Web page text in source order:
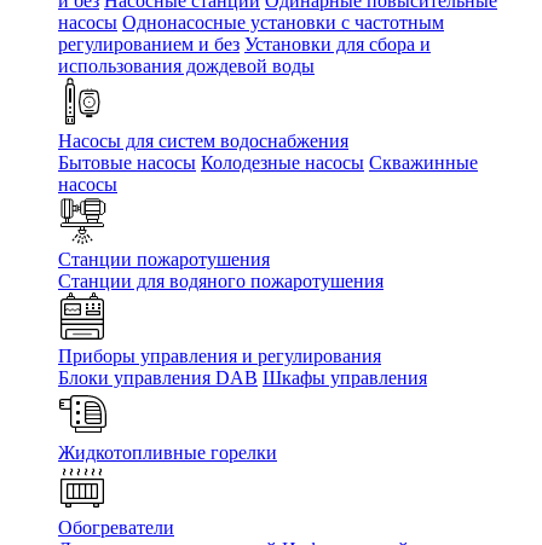
насосы Однонасосные установки с частотным
регулированием и без Установки для сбора и
использования дождевой воды
Насосы для систем водоснабжения
Бытовые насосы Колодезные насосы Скважинные
насосы
Станции пожаротушения
Станции для водяного пожаротушения
Приборы управления и регулирования
Блоки управления DAB Шкафы управления
Жидкотопливные горелки
Обогреватели